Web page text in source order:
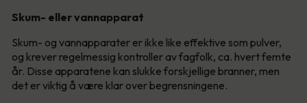
Skum- eller vannapparat
Skum- og vannapparater er ikke like effektive som pulver,
og krever regelmessig kontroller av fagfolk, ca. hvert femte
år. Disse apparatene kan slukke forskjellige branner, men
det er viktig å være klar over begrensningene.